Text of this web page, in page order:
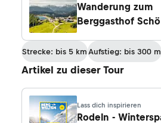
Wanderung zum
Berggasthof
Strecke: bis 5 km Aufstieg: bis 300 m
Artikel zu dieser Tour
Lass dich inspirieren
Rodeln -